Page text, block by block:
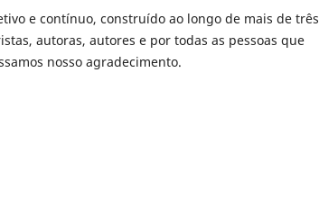
e contínuo, construído ao longo de mais de três
autoras, autores e por todas as pessoas que
nosso agradecimento.